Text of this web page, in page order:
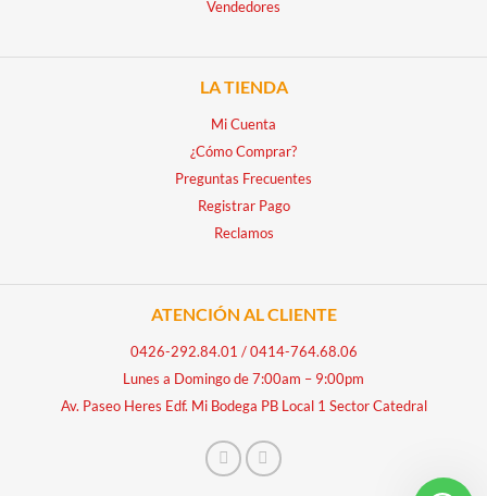
Vendedores
LA TIENDA
Mi Cuenta
¿Cómo Comprar?
Preguntas Frecuentes
Registrar Pago
Reclamos
ATENCIÓN AL CLIENTE
0426-292.84.01 /0414-764.68.06
Lunes a Domingo de 7:00am – 9:00pm
Av. Paseo Heres Edf. Mi Bodega PB Local 1 Sector Catedral